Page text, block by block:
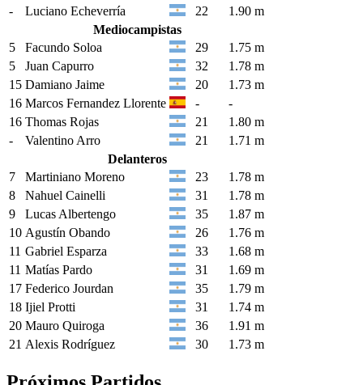
-
Luciano Echeverría 22
1.90 m
Mediocampistas
5
Facundo Soloa 29
1.75 m
5
Juan Capurro 32
1.78 m
15 Damiano Jaime 20
1.73 m
16 Marcos Fernandez Llorente -
-
16 Thomas Rojas 21
1.80 m
-
Valentino Arro 21
1.71 m
Delanteros
7
Martiniano Moreno 23
1.78 m
8
Nahuel Cainelli 31
1.78 m
9
Lucas Albertengo 35
1.87 m
10 Agustín Obando 26
1.76 m
11 Gabriel Esparza 33
1.68 m
11 Matías Pardo 31
1.69 m
17 Federico Jourdan 35
1.79 m
18 Ijiel Protti 31
1.74 m
20 Mauro Quiroga 36
1.91 m
21 Alexis Rodríguez 30 1.73 m